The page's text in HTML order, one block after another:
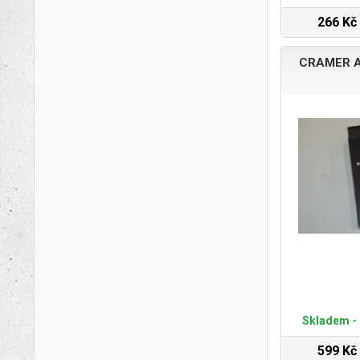
266 Kč
CRAMER
Skladem -
599 Kč